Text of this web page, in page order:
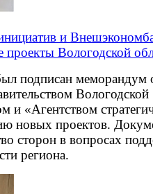
и
Вологодской
подписан меморандум
Вологодской
и «Агентством
новых проектов.
сторон в вопросах
региона.